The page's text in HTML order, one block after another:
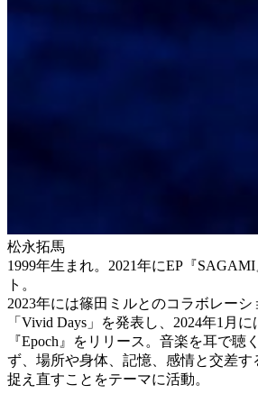
松永拓馬
1999年生まれ。2021年にEP『
ト。
2023年には篠田ミルとのコラボレーシ
「Vivid Days」を発表し、2024年1月
『Epoch』をリリース。音楽を耳で聴
ず、場所や身体、記憶、感情と交差す
捉え直すことをテーマに活動。